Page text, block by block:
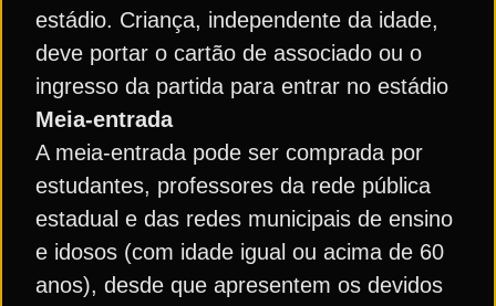
estádio. Criança, independente da idade,
deve portar o cartão de associado ou o
ingresso da partida para entrar no estádio
Meia-entrada
A meia-entrada pode ser comprada por
estudantes, professores da rede pública
estadual e das redes municipais de ensino
e idosos (com idade igual ou acima de 60
anos), desde que apresentem os devidos